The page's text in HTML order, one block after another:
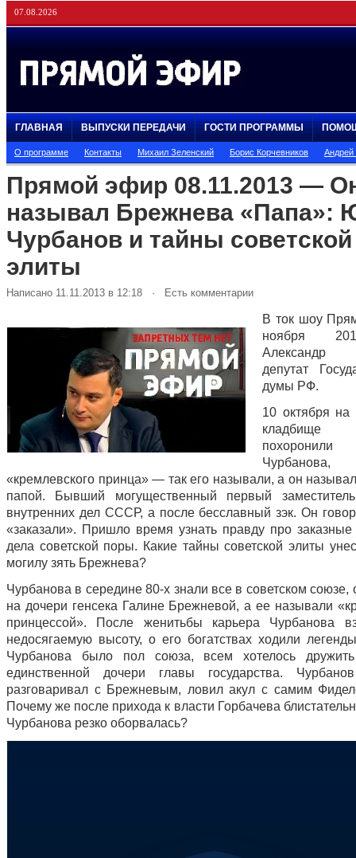
07.08.2026
ГЛАВНАЯ ВЫПУСКИ ПЕРЕДАЧИ ГОСТИ ПРОГРАММЫ
О программе Контакты Михаил Зеленский Борис Корчевников
Прямой эфир 08.11.2013 —
называл Брежнева «Папа»:
Чурбанов и тайны советской
элиты
Написано 11.11.2013 в 12:18 · Есть комментарии
В ток шоу
ноября
Александр
депутат
думы РФ.
10 октября на
Чурбанова,
«кремлевского принца» — так его называли, а он
папой. Бывший могущественный первый
внутренних дел СССР, а после бесславный зэк. Он
«заказали». Пришло время узнать правду про заказные
дела советской поры. Какие тайны советской элиты
могилу зять Брежнева?
Чурбанова в середине 80-х знали все в советском союзе,
на дочери генсека Галине Брежневой, а ее называли
принцессой». После женитьбы карьера Чурбанова
недосягаемую высоту, о его богатствах ходили
Чурбанова было пол союза, всем хотелось
единственной дочери главы государства.
разговаривал с Брежневым, ловил акул с самим
Почему же после прихода к власти Горбачева
Чурбанова резко оборвалась?